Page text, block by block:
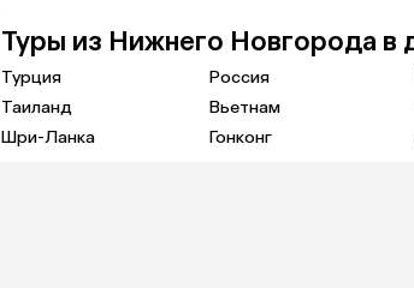
Туры из Нижнего Новгорода в
Турция Россия
Таиланд
Вьетнам
Шри-Ланка
Гонконг